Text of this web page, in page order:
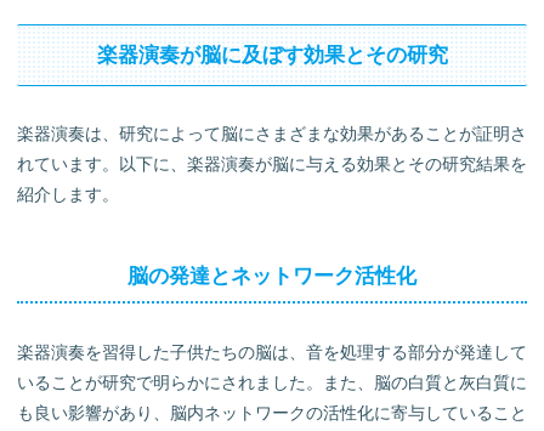
楽器演奏が脳に及ぼす効果とその研究
楽器演奏は、研究によって脳にさまざまな効果があることが証明さ
れています。以下に、楽器演奏が脳に与える効果とその研究結果を
紹介します。
脳の発達とネットワーク活性化
楽器演奏を習得した子供たちの脳は、音を処理する部分が発達して
いることが研究で明らかにされました。また、脳の白質と灰白質に
も良い影響があり、脳内ネットワークの活性化に寄与していること